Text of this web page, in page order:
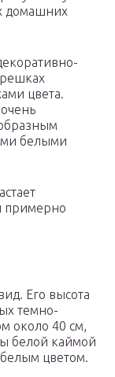
домашних
цвета.
белыми
примерно
Его высота
темно-
около 40 см,
белой каймой
цветом.